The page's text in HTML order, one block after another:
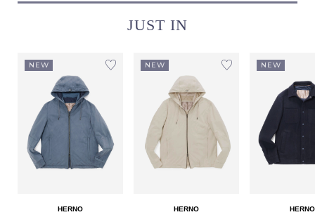
JUST IN
NEW
HERNO
NEW
HERNO
NEW
HERNO